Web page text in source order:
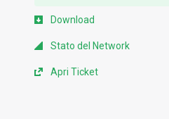
Download
Stato del Network
Apri Ticket